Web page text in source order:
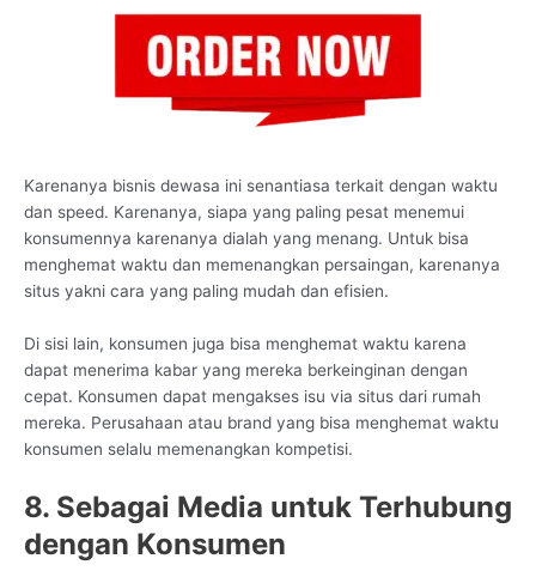
Karenanya bisnis dewasa ini senantiasa terkait dengan waktu
dan speed. Karenanya, siapa yang paling pesat menemui
konsumennya karenanya dialah yang menang. Untuk bisa
menghemat waktu dan memenangkan persaingan, karenanya
situs yakni cara yang paling mudah dan efisien.
Di sisi lain, konsumen juga bisa menghemat waktu karena
dapat menerima kabar yang mereka berkeinginan dengan
cepat. Konsumen dapat mengakses isu via situs dari rumah
mereka. Perusahaan atau brand yang bisa menghemat waktu
konsumen selalu memenangkan kompetisi.
8. Sebagai Media untuk Terhubung
dengan Konsumen